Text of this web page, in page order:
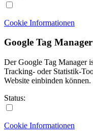
Cookie Informationen
Google Tag Manager
Der Google Tag Manager
Tracking- oder Statistik-
Website einbinden können.
Status:
Cookie Informationen